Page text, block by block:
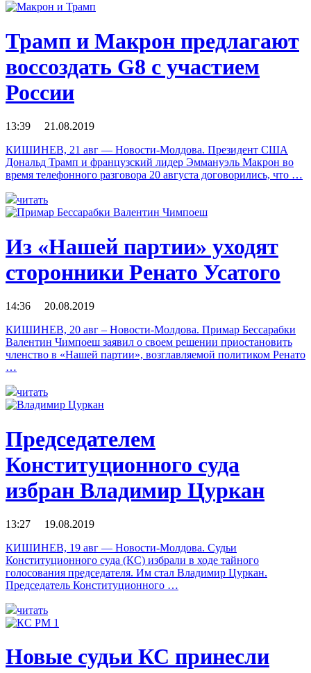
Трамп и Макрон предлагают
воссоздать G8 с участием
России
13:39 21.08.2019
КИШИНЕВ, 21 авг — Новости-Молдова. Президент США
Дональд Трамп и французский лидер Эммануэль Макрон во
время телефонного разговора 20 августа договорились, что …
читать
Из «Нашей партии» уходят
сторонники Ренато Усатого
14:36 20.08.2019
КИШИНЕВ, 20 авг – Новости-Молдова. Примар Бессарабки
Валентин Чимпоеш заявил о своем решении приостановить
членство в «Нашей партии», возглавляемой политиком Ренато
…
читать
Председателем
Конституционного суда
избран Владимир Цуркан
13:27 19.08.2019
КИШИНЕВ, 19 авг — Новости-Молдова. Судьи
Конституционного суда (КС) избрали в ходе тайного
голосования председателя. Им стал Владимир Цуркан.
Председатель Конституционного …
читать
Новые судьи КС принесли